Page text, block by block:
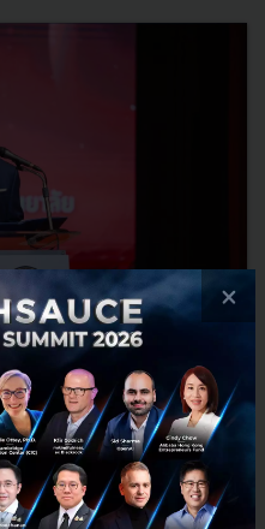
สร้างคน–นวัตกรรม–ปฏิรูป
สามารถประเทศ
ะรัฐมนตรีว่าการกระทรวง
อ “ฝ่าวิกฤติ รับมือระเบียบโลก
×